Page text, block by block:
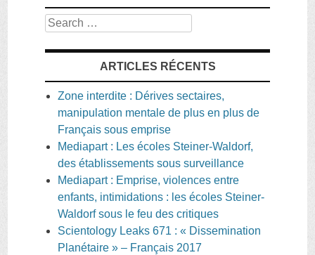
Search
ARTICLES RÉCENTS
Zone interdite : Dérives sectaires,
manipulation mentale de plus en plus de
Français sous emprise
Mediapart : Les écoles Steiner-Waldorf,
des établissements sous surveillance
Mediapart : Emprise, violences entre
enfants, intimidations : les écoles Steiner-
Waldorf sous le feu des critiques
Scientology Leaks 671 : « Dissemination
Planétaire » – Français 2017